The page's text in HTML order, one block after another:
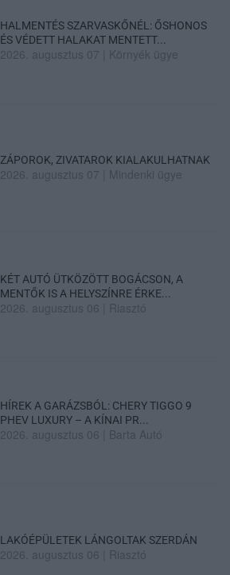
HALMENTÉS SZARVASKŐNÉL: ŐSHONOS
ÉS VÉDETT HALAKAT MENTETT...
2026. augusztus 07 Környék ügye
ZÁPOROK, ZIVATAROK KIALAKULHATNAK
2026. augusztus 07 Mindenki ügye
KÉT AUTÓ ÜTKÖZÖTT BOGÁCSON, A
MENTŐK IS A HELYSZÍNRE ÉRKE...
2026. augusztus 06 Riasztó
HÍREK A GARÁZSBÓL: CHERY TIGGO 9
PHEV LUXURY – A KÍNAI PR...
2026. augusztus 06 Barta Autó
LAKÓÉPÜLETEK LÁNGOLTAK SZERDÁN
2026. augusztus 06 Riasztó